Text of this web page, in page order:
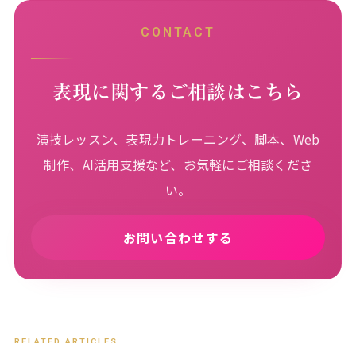
CONTACT
表現に関するご相談はこちら
演技レッスン、表現力トレーニング、脚本、Web
制作、AI活用支援など、お気軽にご相談くださ
い。
お問い合わせする